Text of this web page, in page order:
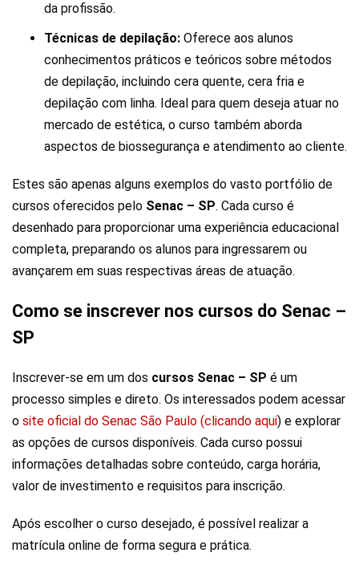
da profissão.
Técnicas de depilação: Oferece aos alunos
conhecimentos práticos e teóricos sobre métodos
de depilação, incluindo cera quente, cera fria e
depilação com linha. Ideal para quem deseja atuar no
mercado de estética, o curso também aborda
aspectos de biossegurança e atendimento ao cliente.
Estes são apenas alguns exemplos do vasto portfólio de
cursos oferecidos pelo Senac – SP. Cada curso é
desenhado para proporcionar uma experiência educacional
completa, preparando os alunos para ingressarem ou
avançarem em suas respectivas áreas de atuação.
Como se inscrever nos cursos do Senac –
SP
Inscrever-se em um dos cursos Senac – SP é um
processo simples e direto. Os interessados podem acessar
o site oficial do Senac São Paulo (clicando aqui) e explorar
as opções de cursos disponíveis. Cada curso possui
informações detalhadas sobre conteúdo, carga horária,
valor de investimento e requisitos para inscrição.
Após escolher o curso desejado, é possível realizar a
matrícula online de forma segura e prática.